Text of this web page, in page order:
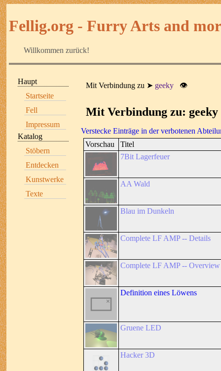
Fellig.org - Furry Arts and
Willkommen zurück!
Haupt
Startseite
Fell
Impressum
Katalog
Stöbern
Entdecken
Kunstwerke
Texte
Mit Verbindung zu geeky 👁
Mit Verbindung zu: geeky
Verstecke Einträge in der verbotenen
Vorschau
Titel
7Bit Lagerfeuer
AA Wald
Blau im Dunkeln
Complete LF AMP -- Details
Complete LF AMP -- Overview
Definition eines Löwens
Gruene LED
Hacker 3D